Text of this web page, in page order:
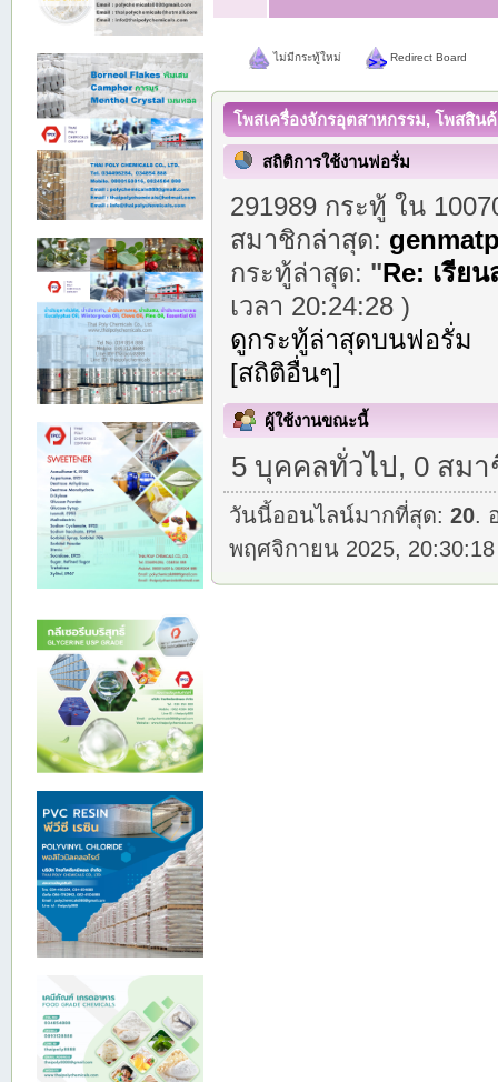
ไม่มีกระทู้ใหม่ Redirect Board
โพสเครื่องจักรอุตสาหกรรม, โพสสิน
สถิติการใช้งานฟอรั่ม
291989 กระทู้ ใน
สมาชิกล่าสุด:
กระทู้ล่าสุด: "Re: เรีย
เวลา 20:24:28 )
ดูกระทู้ล่าสุดบนฟอรั่ม
[สถิติอื่นๆ]
ผู้ใช้งานขณะนี้
5 บุคคลทั่วไป, 0 สม
วันนี้ออนไลน์มากที่สุด:20.
พฤศจิกายน 2025,